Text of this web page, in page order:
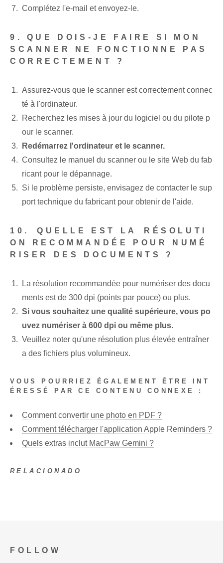
Complétez l'e-mail et envoyez-le.
9. ​QUE DOIS-JE FAIRE SI MON‌
SCANNER NE FONCTIONNE PAS⁤
CORRECTEMENT ?
Assurez-vous que le scanner est correctement connec
té à l'ordinateur.
Recherchez les mises à jour du logiciel ou du pilote p
our le scanner.
Redémarrez l'ordinateur ⁢et le scanner.
Consultez le manuel du scanner ou le site Web du fab
ricant pour le dépannage.
Si le problème persiste, envisagez de contacter le sup
port technique du fabricant pour obtenir de l'aide.
10.⁢ QUELLE EST LA⁤ RÉSOLUTI
ON RECOMMANDÉE POUR NUMÉ
RISER DES DOCUMENTS ?
La résolution⁣ recommandée pour numériser des docu
ments⁢ est de 300 dpi (points par pouce) ou plus.
Si vous souhaitez une qualité supérieure, vous po
uvez⁤ numériser à 600 dpi⁢ ou même plus.
Veuillez noter qu'une résolution plus élevée entraîner
a des fichiers plus volumineux.
VOUS POURRIEZ ÉGALEMENT ÊTRE INT
ÉRESSÉ PAR CE CONTENU CONNEXE :
Comment convertir une photo en PDF ?
Comment télécharger l'application Apple Reminders ?
Quels extras inclut MacPaw Gemini ?
RELACIONADO
FOLLOW